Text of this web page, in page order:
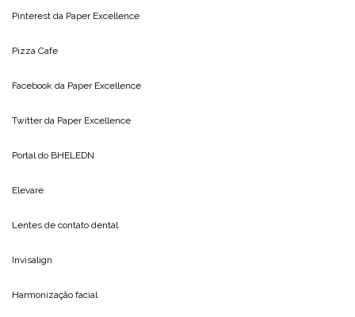
Pinterest da Paper Excellence
Pizza Cafe
Facebook da Paper Excellence
Twitter da Paper Excellence
Portal do BHELEDN
Elevare
Lentes de contato dental
Invisalign
Harmonização facial